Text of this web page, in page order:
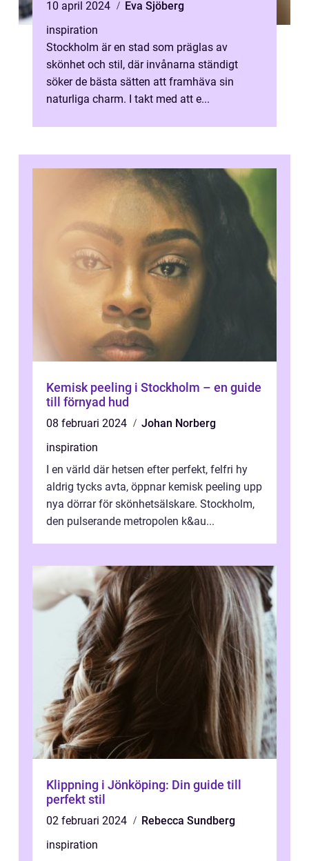
10 april 2024
Eva Sjöberg
inspiration
Stockholm är en stad som präglas av
skönhet och stil, där invånarna ständigt
söker de bästa sätten att framhäva sin
naturliga charm. I takt med att e...
Kemisk peeling i Stockholm – en guide
till förnyad hud
08 februari 2024
Johan Norberg
inspiration
I en värld där hetsen efter perfekt, felfri hy
aldrig tycks avta, öppnar kemisk peeling upp
nya dörrar för skönhetsälskare. Stockholm,
den pulserande metropolen k&au...
Klippning i Jönköping: Din guide till
perfekt stil
02 februari 2024
Rebecca Sundberg
inspiration